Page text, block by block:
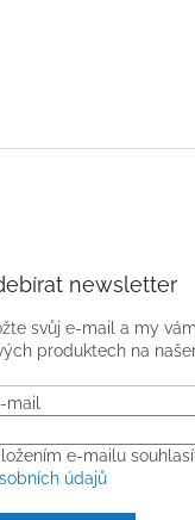
newsletter
svůj e-mail a my
produktech na
mail
e-mailu
údajů